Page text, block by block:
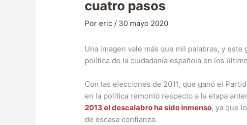
cuatro pasos
Poreric / 30 mayo 2020
Una imagen vale más que mil palabras, y
política de la ciudadanía española en los
Con las elecciones de 2011, que ganó el
en la política remontó respecto a la etapa
2013 el descalabro ha sido inmenso, ya que
de escasa confianza.